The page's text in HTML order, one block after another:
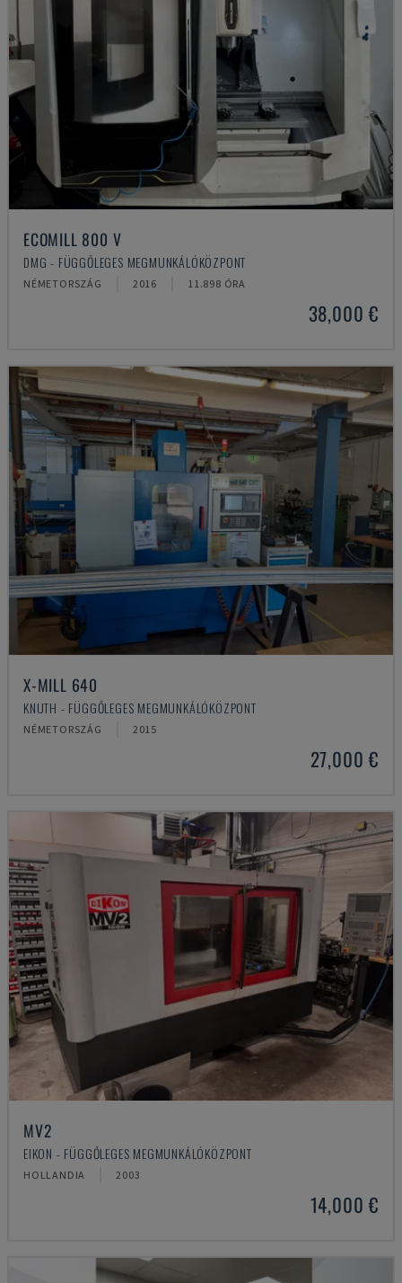
ECOMILL 800 V
DMG - FÜGGŐLEGES MEGMUNKÁLÓKÖZPONT
NÉMETORSZÁG 2016 11.898 ÓRA
38,000 €
X-MILL 640
KNUTH - FÜGGŐLEGES MEGMUNKÁLÓKÖZPONT
NÉMETORSZÁG 2015
27,000 €
MV2
EIKON - FÜGGŐLEGES MEGMUNKÁLÓKÖZPONT
HOLLANDIA 2003
14,000 €